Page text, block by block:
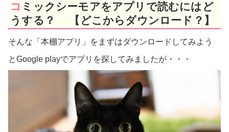
コミックシーモアをアプリで読むにはど
うする？ 【どこからダウンロード？】
そんな「本棚アプリ」をまずはダウンロードしてみよう
とGoogle playでアプリを探してみましたが・・・